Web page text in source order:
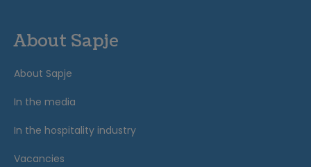
About Sapje
About Sapje
In the media
In the hospitality industry
Vacancies